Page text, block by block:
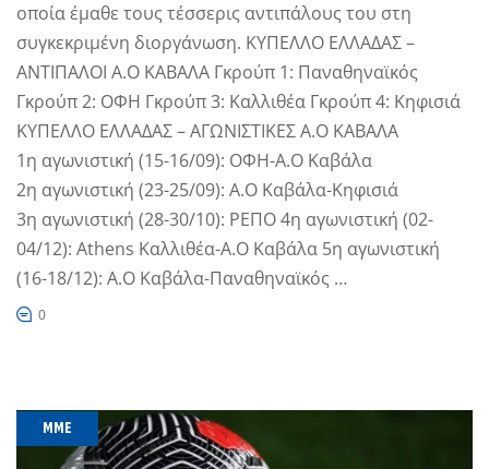
οποία έμαθε τους τέσσερις αντιπάλους του στη
συγκεκριμένη διοργάνωση. ΚΥΠΕΛΛΟ ΕΛΛΑΔΑΣ –
ΑΝΤΙΠΑΛΟΙ Α.Ο ΚΑΒΑΛΑ Γκρούπ 1: Παναθηναϊκός
Γκρούπ 2: ΟΦΗ Γκρούπ 3: Καλλιθέα Γκρούπ 4: Κηφισιά
ΚΥΠΕΛΛΟ ΕΛΛΑΔΑΣ – ΑΓΩΝΙΣΤΙΚΕΣ Α.Ο ΚΑΒΑΛΑ
1η αγωνιστική (15-16/09): ΟΦΗ-Α.Ο Καβάλα
2η αγωνιστική (23-25/09): Α.Ο Καβάλα-Κηφισιά
3η αγωνιστική (28-30/10): ΡΕΠΟ 4η αγωνιστική (02-
04/12): Athens Καλλιθέα-Α.Ο Καβάλα 5η αγωνιστική
(16-18/12): Α.Ο Καβάλα-Παναθηναϊκός …
0
MME